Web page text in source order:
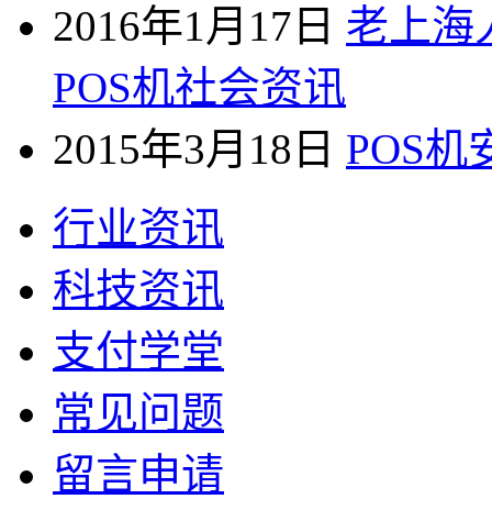
2016年1月17日 老上海
POS机社会资讯
2015年3月18日 POS机
行业资讯
科技资讯
支付学堂
常见问题
留言申请